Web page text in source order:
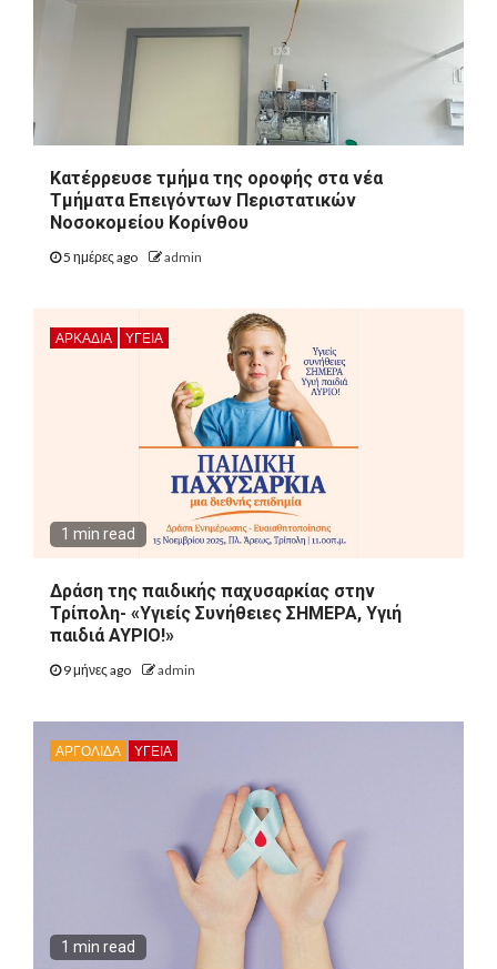
Kατέρρευσε τμήμα της οροφής στα νέα
Τμήματα Επειγόντων Περιστατικών
Νοσοκομείου Κορίνθου
5 ημέρες ago admin
ΑΡΚΑΔΊΑ ΥΓΕΙΑ
1 min read
Δράση της παιδικής παχυσαρκίας στην
Τρίπολη- «Υγιείς Συνήθειες ΣΗΜΕΡΑ, Υγιή
παιδιά ΑΥΡΙΟ!»
9 μήνες ago admin
ΑΡΓΟΛΙΔΑ ΥΓΕΙΑ
1 min read